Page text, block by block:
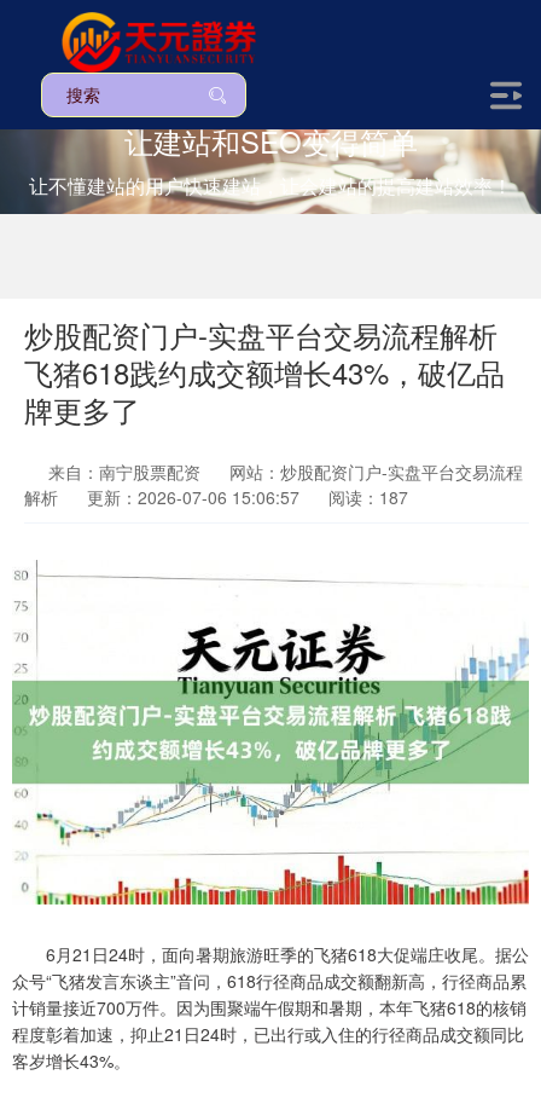
让建站和SEO变得简单
让不懂建站的用户快速建站，让会建站的提高建站效率！
炒股配资门户-实盘平台交易流程解析
飞猪618践约成交额增长43%，破亿品
牌更多了
来自：南宁股票配资
网站：炒股配资门户-实盘平台交易流程
解析
更新：2026-07-06 15:06:57 阅读：187
6月21日24时，面向暑期旅游旺季的飞猪618大促端庄收尾。据公
众号“飞猪发言东谈主”音问，618行径商品成交额翻新高，行径商品累
计销量接近700万件。因为围聚端午假期和暑期，本年飞猪618的核销
程度彰着加速，抑止21日24时，已出行或入住的行径商品成交额同比
客岁增长43%。